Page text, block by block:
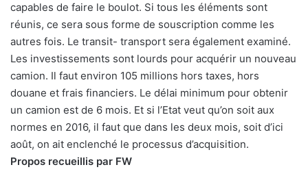
capables de faire le boulot. Si tous les éléments sont
réunis, ce sera sous forme de souscription comme les
autres fois. Le transit- transport sera également examiné.
Les investissements sont lourds pour acquérir un nouveau
camion. Il faut environ 105 millions hors taxes, hors
douane et frais financiers. Le délai minimum pour obtenir
un camion est de 6 mois. Et si l’Etat veut qu’on soit aux
normes en 2016, il faut que dans les deux mois, soit d’ici
août, on ait enclenché le processus d’acquisition.
Propos recueillis par FW